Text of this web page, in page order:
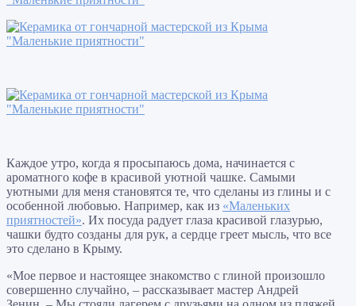
Каждое утро, когда я просыпаюсь дома, начинается с
ароматного кофе в красивой уютной чашке. Самыми
уютными для меня становятся те, что сделаны из глины и с
особенной любовью. Например, как из «Маленьких
приятностей». Их посуда радует глаза красивой глазурью,
чашки будто созданы для рук, а сердце греет мысль, что все
это сделано в Крыму.
«Мое первое и настоящее знакомство с глиной произошло
совершенно случайно, – рассказывает мастер Андрей